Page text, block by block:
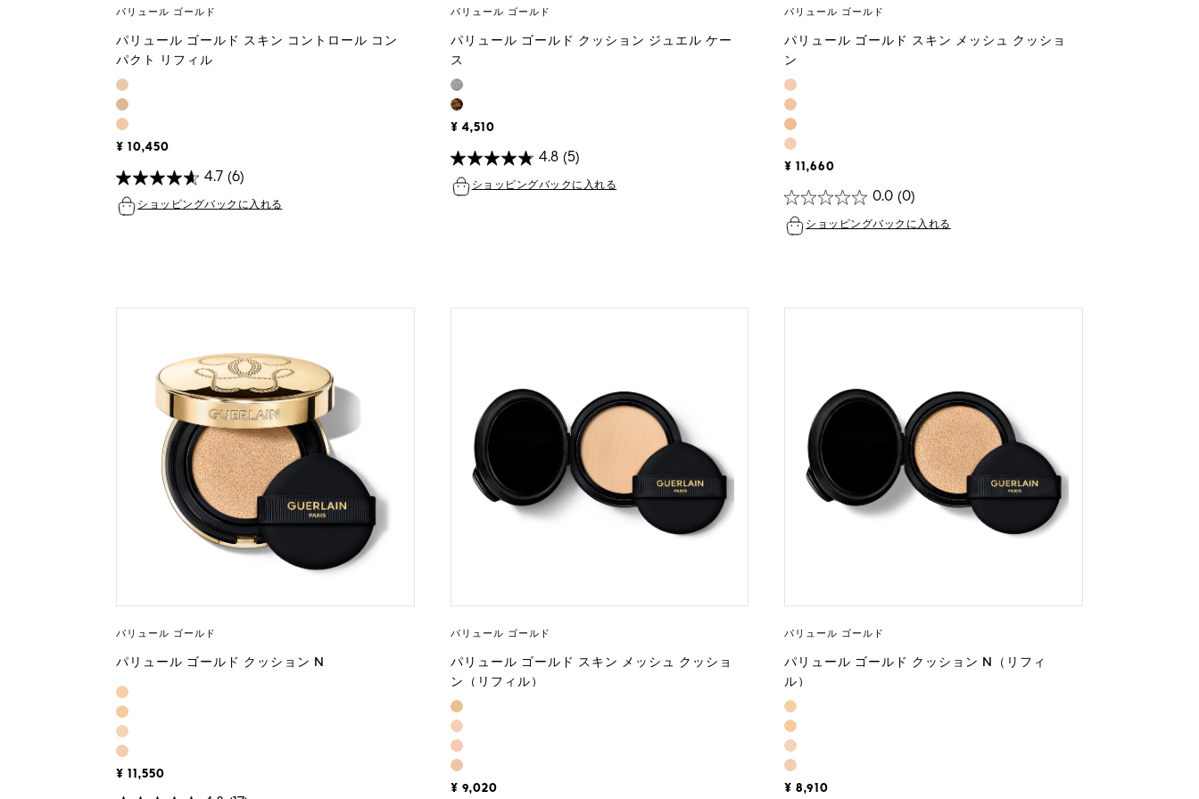
パリュール ゴールド
パリュール ゴールド スキン コントロール コン
パクト リフィル
¥ 10,450
4.7 (6)
ショッピングバックに入れる
パリュール ゴールド
パリュール ゴールド クッション ジュエル ケー
ス
¥ 4,510
4.8 (5)
ショッピングバックに入れる
パリュール ゴールド
パリュール ゴールド スキン メッシュ クッショ
ン
¥ 11,660
0.0 (0)
ショッピングバックに入れる
パリュール ゴールド
パリュール ゴールド クッション N
¥ 11,550
パリュール ゴールド
パリュール ゴールド スキン メッシュ クッショ
ン（リフィル）
¥ 9,020
パリュール ゴールド
パリュール ゴールド クッション N（リフィ
ル）
¥ 8,910